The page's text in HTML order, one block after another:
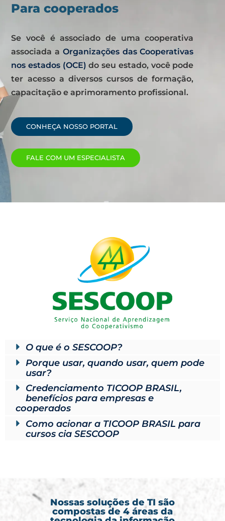
Para cooperados
Se você é associado de uma cooperativa
associada a Organizações dasCooperativas
nos estados (OCE) do seu estado, você pode
ter acesso a diversos cursos de formação,
capacitação e aprimoramento profissional.
CONHEÇA NOSSO PORTAL
FALE COM UM ESPECIALISTA
O que é o SESCOOP?
Porque usar, quando usar, quem pode
usar?
Credenciamento TICOOP BRASIL,
benefícios para empresas e
cooperados
Como acionar a TICOOP BRASIL para
cursos cia SESCOOP
Nossas soluções de TI são
compostas de 4 áreas da